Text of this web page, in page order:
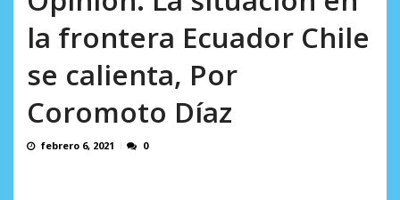
la frontera Ecuador Chile
se calienta, Por
Coromoto Díaz
febrero 6, 2021 0